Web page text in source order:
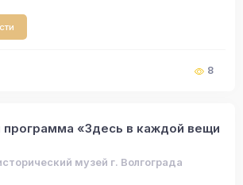
8
программа «Здесь в каждой вещи
музей г. Волгограда